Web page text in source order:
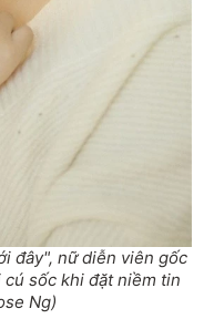
đây", nữ diễn viên gốc
cú sốc khi đặt niềm tin
Ng)